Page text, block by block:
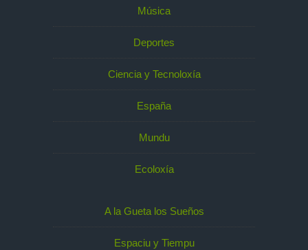
Música
Deportes
Ciencia y Tecnoloxía
España
Mundu
Ecoloxía
A la Gueta los Sueños
Espaciu y Tiempu